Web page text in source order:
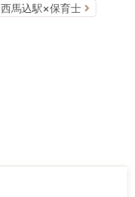
西馬込駅×保育士